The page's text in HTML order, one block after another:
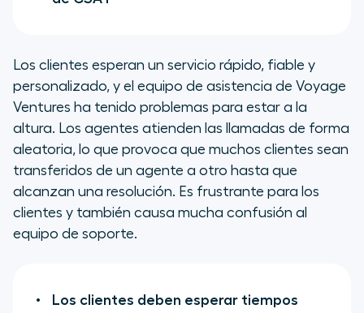
Los clientes esperan un servicio rápido, fiable y
personalizado, y el equipo de asistencia de Voyage
Ventures ha tenido problemas para estar a la
altura. Los agentes atienden las llamadas de forma
aleatoria, lo que provoca que muchos clientes sean
transferidos de un agente a otro hasta que
alcanzan una resolución. Es frustrante para los
clientes y también causa mucha confusión al
equipo de soporte.
Los clientes deben esperar tiempos